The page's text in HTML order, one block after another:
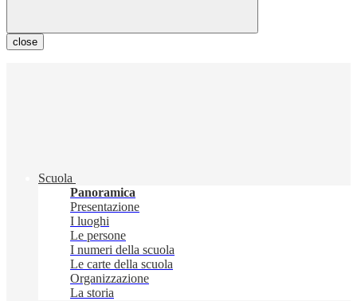
close
Scuola
Panoramica
Presentazione
I luoghi
Le persone
I numeri della scuola
Le carte della scuola
Organizzazione
La storia